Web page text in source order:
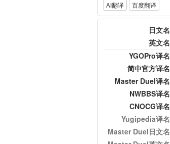
AI翻译 百度翻译
日文名
英文名
YGOPro译名
简中官方译名
Master Duel译名
NWBBS译名
CNOCG译名
Yugipedia译名
Master Duel日文名